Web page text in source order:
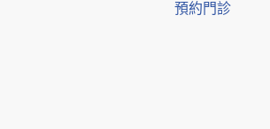
預約門診